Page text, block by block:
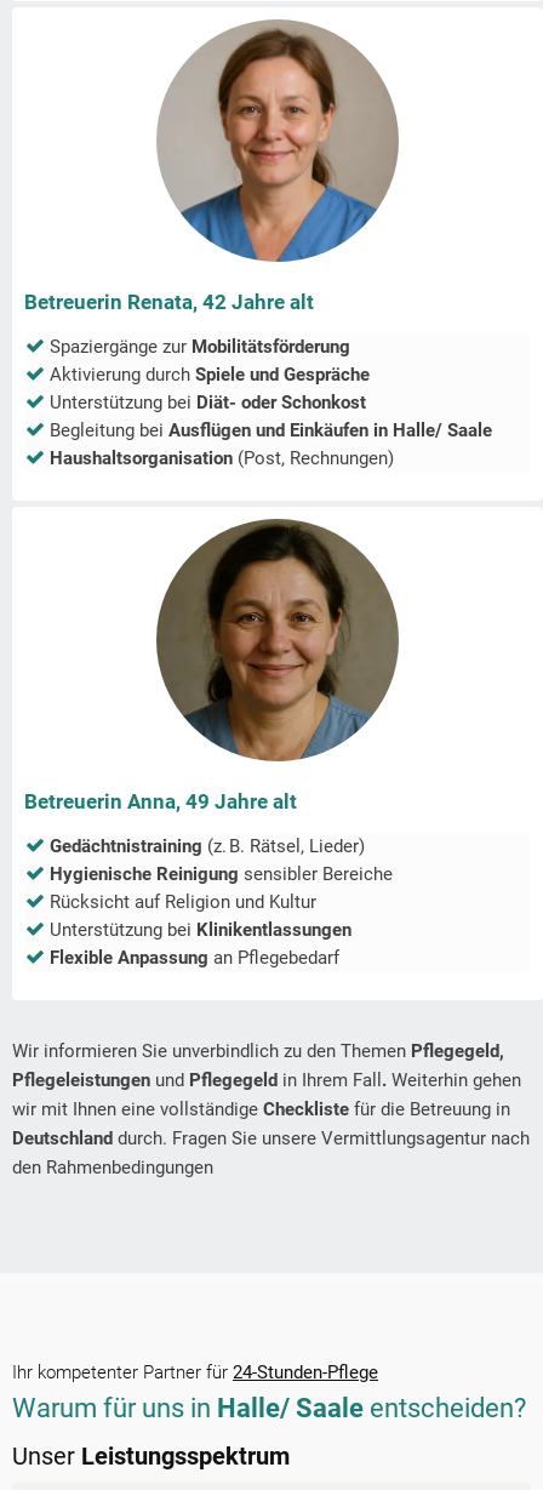
Betreuerin Renata, 42 Jahre alt
Spaziergänge zur Mobilitätsförderung
Aktivierung durch Spiele und Gespräche
Unterstützung bei Diät- oder Schonkost
Begleitung bei Ausflügen und Einkäufen in Halle/ Saale
Haushaltsorganisation (Post, Rechnungen)
Betreuerin Anna, 49 Jahre alt
Gedächtnistraining (z. B. Rätsel, Lieder)
Hygienische Reinigung sensibler Bereiche
Rücksicht auf Religion und Kultur
Unterstützung bei Klinikentlassungen
Flexible Anpassung an Pflegebedarf
Wir informieren Sie unverbindlich zu den Themen Pflegegeld,
Pflegeleistungen und Pflegegeld in Ihrem Fall . Weiterhin gehen
wir mit Ihnen eine vollständige Checkliste für die Betreuung in
Deutschland durch. Fragen Sie unsere Vermittlungsagentur nach
den Rahmenbedingungen
Ihr kompetenter Partner für 24-Stunden-Pflege
Warum für uns in Halle/ Saale entscheiden?
Unser Leistungsspektrum